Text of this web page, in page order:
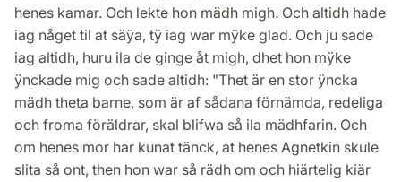
henes kamar. Och lekte hon mädh migh. Och altidh hade
iag någet til at säÿa, tÿ iag war mÿke glad. Och ju sade
iag altidh, huru ila de ginge åt migh, dhet hon mÿke
ÿnckade mig och sade altidh: "Thet är en stor ÿncka
mädh theta barne, som är af sådana förnämda, redeliga
och froma föräldrar, skal blifwa så ila mädhfarin. Och
om henes mor har kunat tänck, at henes Agnetkin skule
slita så ont, then hon war så rädh om och hiärtelig kiär